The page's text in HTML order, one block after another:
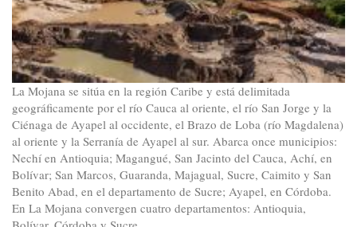
La Mojana se sitúa en la región Caribe y está delimitada
geográficamente por el río Cauca al oriente, el río San Jorge y la
Ciénaga de Ayapel al occidente, el Brazo de Loba (río Magdalena)
al oriente y la Serranía de Ayapel al sur. Abarca once municipios:
Nechí en Antioquia; Magangué, San Jacinto del Cauca, Achí, en
Bolívar; San Marcos, Guaranda, Majagual, Sucre, Caimito y San
Benito Abad, en el departamento de Sucre; Ayapel, en Córdoba.
En La Mojana convergen cuatro departamentos: Antioquia,